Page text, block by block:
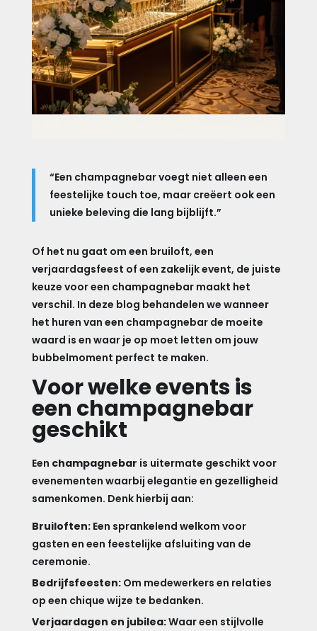
“Een champagnebar voegt niet alleen een
feestelijke touch toe, maar creëert ook een
unieke beleving die lang bijblijft.”
Of het nu gaat om een bruiloft, een
verjaardagsfeest of een zakelijk event, de juiste
keuze voor een champagnebar maakt het
verschil. In deze blog behandelen we wanneer
het huren van een champagnebar de moeite
waard is en waar je op moet letten om jouw
bubbelmoment perfect te maken.
Voor welke events is
een champagnebar
geschikt
Een champagnebar is uitermate geschikt voor
evenementen waarbij elegantie en gezelligheid
samenkomen. Denk hierbij aan:
Bruiloften:Een sprankelend welkom voor
gasten en een feestelijke afsluiting van de
ceremonie.
Bedrijfsfeesten:Om medewerkers en relaties
op een chique wijze te bedanken.
Verjaardagen en jubilea:Waar een stijlvolle